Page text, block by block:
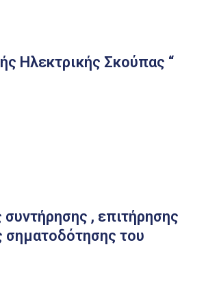
Ηλεκτρικής Σκούπας “
, επιτήρησης
σηματοδότησης του